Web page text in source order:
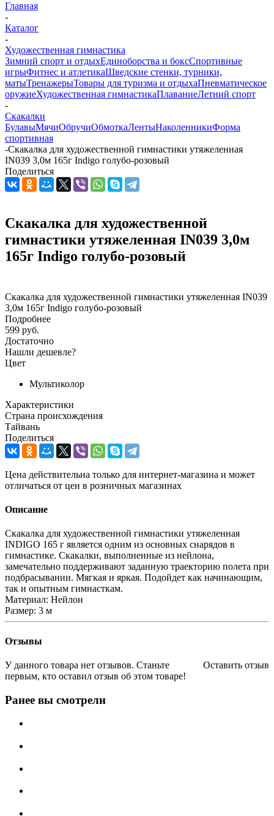
Главная
-
Каталог
-
Художественная гимнастика
Зимний спорт и отдыхЕдиноборства и боксСпортивные
игрыФитнес и атлетикаШведские стенки, турники,
матыТренажерыТовары для туризма и отдыхаПневматическое
оружиеХудожественная гимнастикаПлаваниеЛетний спорт
-
Скакалки
БулавыМячиОбручиОбмоткаЛентыНаколенникиФорма
спортивная
-Скакалка для художественной гимнастики утяжеленная
IN039 3,0м 165г Indigo голубо-розовый
Поделиться
Скакалка для художественной
гимнастики утяжеленная IN039 3,0м
165г Indigo голубо-розовый
Скакалка для художественной гимнастики утяжеленная IN039
3,0м 165г Indigo голубо-розовый
Подробнее
599 руб.
Достаточно
Нашли дешевле?
Цвет
Мультиколор
Характеристики
Страна происхождения
Тайвань
Поделиться
Цена действительна только для интернет-магазина и может
отличаться от цен в розничных магазинах
Описание
Скакалка для художественной гимнастики утяжеленная
INDIGO 165 г является одним из основных снарядов в
гимнастике. Скакалки, выполненные из нейлона,
замечательно поддерживают заданную траекторию полета при
подбрасывании. Мягкая и яркая. Подойдет как начинающим,
так и опытным гимнасткам.
Материал: Нейлон
Размер: 3 м
Отзывы
Оставить отзыв
У данного товара нет отзывов. Станьте
первым, кто оставил отзыв об этом товаре!
Ранее вы смотрели